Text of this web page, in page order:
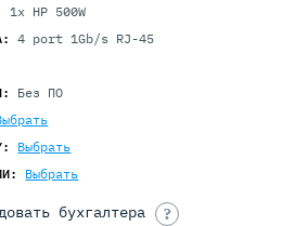
1x HP 500W
4 port 1Gb/s RJ-45
Без ПО
Выбрать
Выбрать
бухгалтера ?